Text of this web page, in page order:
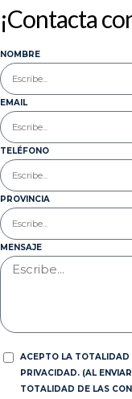
¡Contacta
NOMBRE
EMAIL
TELÉFONO
PROVINCIA
MENSAJE
ACEPTO LA TOTALIDAD
PRIVACIDAD. (AL
TOTALIDAD DE LAS